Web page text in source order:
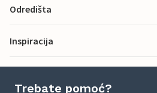
Odredišta
Inspiracija
Trebate pomoć?